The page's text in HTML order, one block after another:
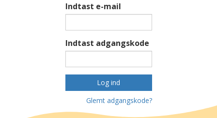
Indtast e-mail
Indtast adgangskode
Log ind
Glemt adgangskode?